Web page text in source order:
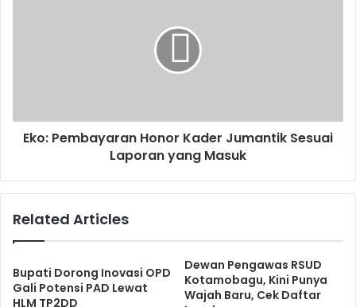
Eko: Pembayaran Honor Kader Jumantik Sesuai
Laporan yang Masuk
Related Articles
Bupati Dorong Inovasi OPD
Gali Potensi PAD Lewat
HLM TP2DD
Dewan Pengawas RSUD
Kotamobagu, Kini Punya
Wajah Baru, Cek Daftar